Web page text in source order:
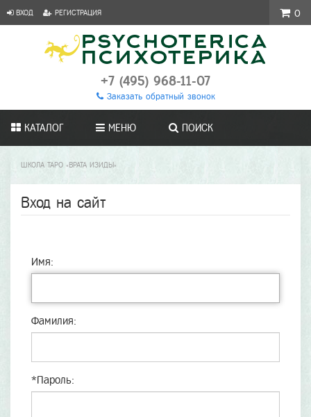
ВХОД РЕГИСТРАЦИЯ
+7 (495) 968-11-07
Заказать обратный звонок
КАТАЛОГ МЕНЮ ПОИСК
ШКОЛА ТАРО «ВРАТА ИЗИДЫ»
Вход на сайт
Имя:
Фамилия:
*Пароль:
0